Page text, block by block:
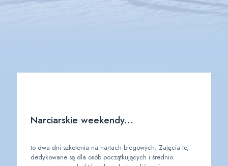
Narciarskie weekendy...
to dwa dni szkolenia na nartach biegowych. Zajęcia te,
dedykowane są dla osób początkujących i średnio